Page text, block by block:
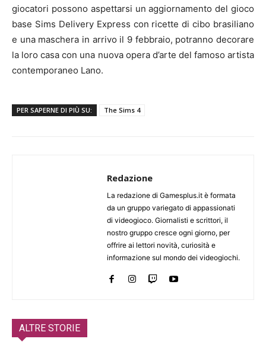
giocatori possono aspettarsi un aggiornamento del gioco
base Sims Delivery Express con ricette di cibo brasiliano
e una maschera in arrivo il 9 febbraio, potranno decorare
la loro casa con una nuova opera d’arte del famoso artista
contemporaneo Lano.
PER SAPERNE DI PIÙ SU: The Sims 4
Redazione
La redazione di Gamesplus.it è formata
da un gruppo variegato di appassionati
di videogioco. Giornalisti e scrittori, il
nostro gruppo cresce ogni giorno, per
offrire ai lettori novità, curiosità e
informazione sul mondo dei videogiochi.
ALTRE STORIE